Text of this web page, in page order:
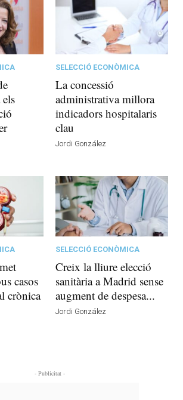
SELECCIÓ ECONÒMICA
La concessió
administrativa millora
indicadors hospitalaris
clau
Jordi González
casos
crònica
SELECCIÓ ECONÒMICA
Creix la lliure elecció
sanitària a Madrid sense
augment de despesa...
Jordi González
- Publicitat -